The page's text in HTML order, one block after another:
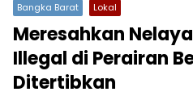
Bangka Barat Lokal
Meresahkan
Illegal di Perairan
Ditertibkan